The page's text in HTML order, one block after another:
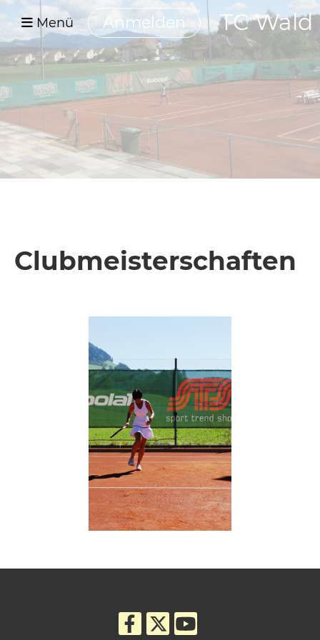
TC Wald
Anmelden
Menü
Clubmeisterschaften